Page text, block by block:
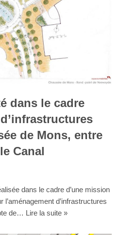
dans le cadre
de Mons, entre
Canal
dans le cadre d’une mission
l’aménagement d’infrastructures
de… Lire la suite »